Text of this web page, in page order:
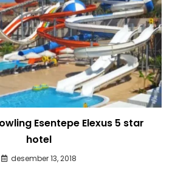
Esentepe Elexus 5 star
hotel
desember 13, 2018